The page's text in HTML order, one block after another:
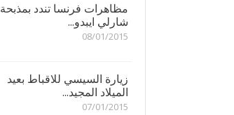
مظاهرات فرنسا تندد بمذبحة
شارلي ايبدو...
08/01/2015
زيارة السيسي للاقباط بعيد
الميلاد المجيد...
07/01/2015